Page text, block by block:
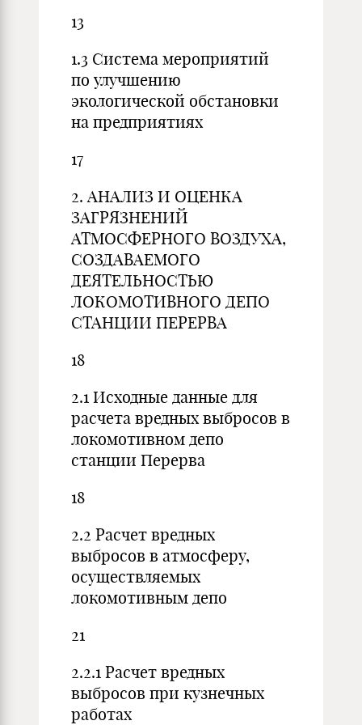
13
1.3 Система мероприятий
по улучшению
экологической обстановки
на предприятиях
17
2. АНАЛИЗ И ОЦЕНКА
ЗАГРЯЗНЕНИЙ
АТМОСФЕРНОГО ВОЗДУХА,
СОЗДАВАЕМОГО
ДЕЯТЕЛЬНОСТЬЮ
ЛОКОМОТИВНОГО ДЕПО
СТАНЦИИ ПЕРЕРВА
18
2.1 Исходные данные для
расчета вредных выбросов в
локомотивном депо
станции Перерва
18
2.2 Расчет вредных
выбросов в атмосферу,
осуществляемых
локомотивным депо
21
2.2.1 Расчет вредных
выбросов при кузнечных
работах